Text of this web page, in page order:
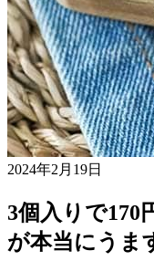
2024年2月19日
3個入りで170
が本当にうま